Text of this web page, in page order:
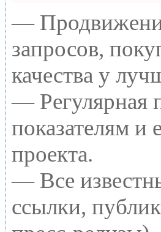
—
запросов,
качества у
— Регулярная
показателям и
проекта.
— Все
ссылки,